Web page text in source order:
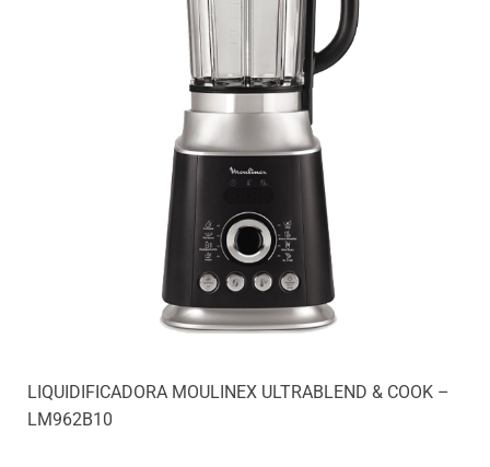
LIQUIDIFICADORA MOULINEX ULTRABLEND & COOK –
LM962B10